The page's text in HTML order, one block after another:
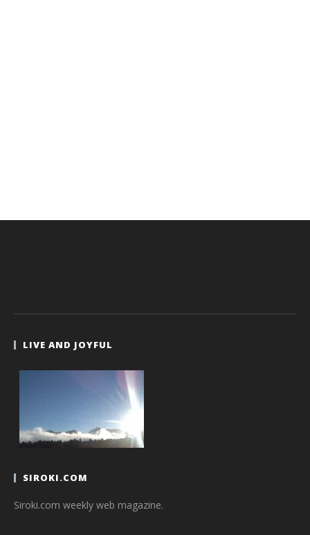
LIVE AND JOYFUL
SIROKI.COM
Siroki.com weekly web magazine.